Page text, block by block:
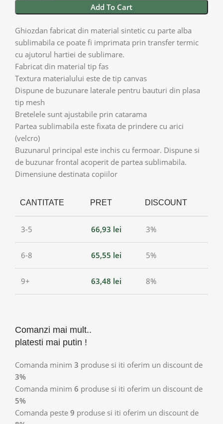
Add To Cart
Ghiozdan fabricat din material sintetic cu parte alba
sublimabila ce poate fi imprimata prin transfer termic
cu ajutorul hartiei de sublimare.
Fabricat din material tip fas
Textura materialului este de tip canvas
Dispune de buzunare laterale pentru bauturi din plasa
tip mesh
Bretelele sunt ajustabile prin catarama
Partea sublimabila este fixata de prindere cu arici
(velcro)
Buzunarul principal este inchis cu fermoar. Dispune si
de buzunar frontal acoperit de partea sublimabila.
Dimensiune destinata copiilor
CANTITATE PRET DISCOUNT
3-5 66,93 lei 3%
6-8 65,55 lei 5%
9+ 63,48 lei 8%
Comanzi mai mult..
platesti mai putin !
Comanda minim 3 produse si iti oferim un discount de
3%
Comanda minim 6 produse si iti oferim un discount de
5%
Comanda peste 9 produse si iti oferim un discount de